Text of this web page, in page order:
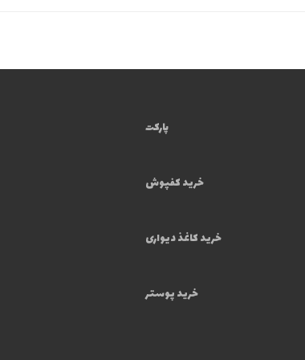
پارکت
خرید کفپوش
خرید کاغذ دیواری
خرید پوستر